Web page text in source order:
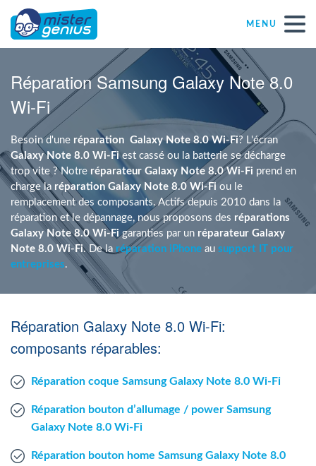
MENU
Réparations – Dépannages
Magasins informatiques toutes marques
Particulier
Indépendant
PME
Agent Windows
Fr Nl En
Réparation Samsung Galaxy Note 8.0
Wi-Fi
Besoin d'une réparation Galaxy Note 8.0 Wi-Fi? L'écran
Galaxy Note 8.0 Wi-Fiest cassé ou la batterie se décharge
trop vite ? Notre réparateur Galaxy Note 8.0 Wi-Fi prend en
charge la réparation Galaxy Note 8.0 Wi-Fi ou le
remplacement des composants. Actifs depuis 2010 dans la
réparation et le dépannage, nous proposons des réparations
Galaxy Note 8.0 Wi-Fi garanties par un réparateur Galaxy
Note 8.0 Wi-Fi. De la réparation iPhone au support IT pour
entreprises.
Réparation Galaxy Note 8.0 Wi-Fi:
composants réparables:
Réparation coque Samsung Galaxy Note 8.0 Wi-Fi
Réparation bouton d’allumage / power Samsung
Galaxy Note 8.0 Wi-Fi
Réparation bouton home Samsung Galaxy Note 8.0